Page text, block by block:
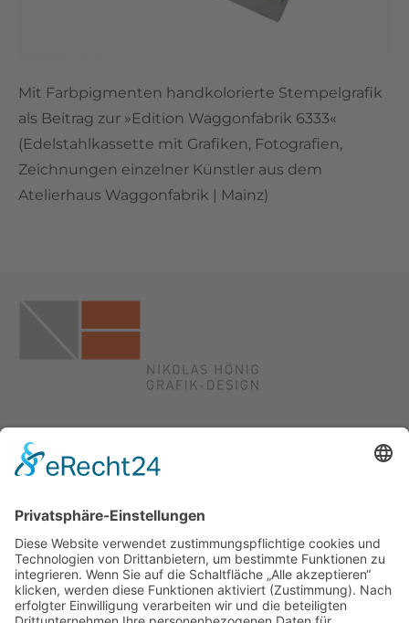
Mit Farbpigmenten handkolorierte Stempelgrafik
als Beitrag zur »Edition Waggonfabrik 6333«
(Edelstahlkassette mit Grafiken, Fotografien,
Zeichnungen einzelner Künstler aus dem
Atelierhaus Waggonfabrik | Mainz)
Kontakt
Nikolas Hönig
Illustration und Grafik-Design
Käferbeinstraße 21
55270 Essenheim